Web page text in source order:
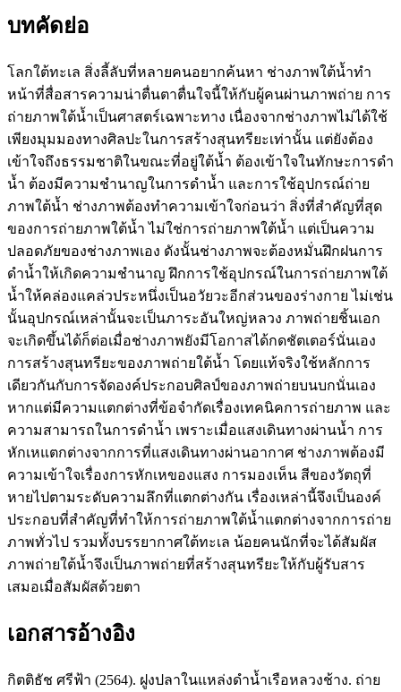
บทคัดย่อ
โลกใต้ทะเล สิ่งลี้ลับที่หลายคนอยากค้นหา ช่างภาพใต้น้ำทำ
หน้าที่สื่อสารความน่าตื่นตาตื่นใจนี้ให้กับผู้คนผ่านภาพถ่าย การ
ถ่ายภาพใต้น้ำเป็นศาสตร์เฉพาะทาง เนื่องจากช่างภาพไม่ได้ใช้
เพียงมุมมองทางศิลปะในการสร้างสุนทรียะเท่านั้น แต่ยังต้อง
เข้าใจถึงธรรมชาติในขณะที่อยู่ใต้น้ำ ต้องเข้าใจในทักษะการดำ
น้ำ ต้องมีความชำนาญในการดำน้ำ และการใช้อุปกรณ์ถ่าย
ภาพใต้น้ำ ช่างภาพต้องทำความเข้าใจก่อนว่า สิ่งที่สำคัญที่สุด
ของการถ่ายภาพใต้น้ำ ไม่ใช่การถ่ายภาพใต้น้ำ แต่เป็นความ
ปลอดภัยของช่างภาพเอง ดังนั้นช่างภาพจะต้องหมั่นฝึกฝนการ
ดำน้ำให้เกิดความชำนาญ ฝึกการใช้อุปกรณ์ในการถ่ายภาพใต้
น้ำให้คล่องแคล่วประหนึ่งเป็นอวัยวะอีกส่วนของร่างกาย ไม่เช่น
นั้นอุปกรณ์เหล่านั้นจะเป็นภาระอันใหญ่หลวง ภาพถ่ายชิ้นเอก
จะเกิดขึ้นได้ก็ต่อเมื่อช่างภาพยังมีโอกาสได้กดชัตเตอร์นั่นเอง
การสร้างสุนทรียะของภาพถ่ายใต้น้ำ โดยแท้จริงใช้หลักการ
เดียวกันกับการจัดองค์ประกอบศิลป์ของภาพถ่ายบนบกนั่นเอง
หากแต่มีความแตกต่างที่ข้อจำกัดเรื่องเทคนิคการถ่ายภาพ และ
ความสามารถในการดำน้ำ เพราะเมื่อแสงเดินทางผ่านน้ำ การ
หักเหแตกต่างจากการที่แสงเดินทางผ่านอากาศ ช่างภาพต้องมี
ความเข้าใจเรื่องการหักเหของแสง การมองเห็น สีของวัตถุที่
หายไปตามระดับความลึกที่แตกต่างกัน เรื่องเหล่านี้จึงเป็นองค์
ประกอบที่สำคัญที่ทำให้การถ่ายภาพใต้น้ำแตกต่างจากการถ่าย
ภาพทั่วไป รวมทั้งบรรยากาศใต้ทะเล น้อยคนนักที่จะได้สัมผัส
ภาพถ่ายใต้น้ำจึงเป็นภาพถ่ายที่สร้างสุนทรียะให้กับผู้รับสาร
เสมอเมื่อสัมผัสด้วยตา
เอกสารอ้างอิง
กิตติธัช ศรีฟ้า (2564). ฝูงปลาในแหล่งดำน้ำเรือหลวงช้าง. ถ่าย